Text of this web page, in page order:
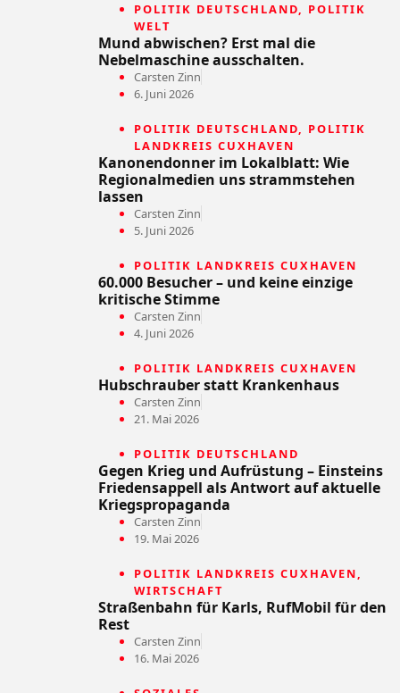
POLITIK DEUTSCHLAND, POLITIK
WELT
Mund abwischen? Erst mal die
Nebelmaschine ausschalten.
Carsten Zinn
6. Juni 2026
POLITIK DEUTSCHLAND, POLITIK
LANDKREIS CUXHAVEN
Kanonendonner im Lokalblatt: Wie
Regionalmedien uns strammstehen
lassen
Carsten Zinn
5. Juni 2026
POLITIK LANDKREIS CUXHAVEN
60.000 Besucher – und keine einzige
kritische Stimme
Carsten Zinn
4. Juni 2026
POLITIK LANDKREIS CUXHAVEN
Hubschrauber statt Krankenhaus
Carsten Zinn
21. Mai 2026
POLITIK DEUTSCHLAND
Gegen Krieg und Aufrüstung – Einsteins
Friedensappell als Antwort auf aktuelle
Kriegspropaganda
Carsten Zinn
19. Mai 2026
POLITIK LANDKREIS CUXHAVEN,
WIRTSCHAFT
Straßenbahn für Karls, RufMobil für den
Rest
Carsten Zinn
16. Mai 2026